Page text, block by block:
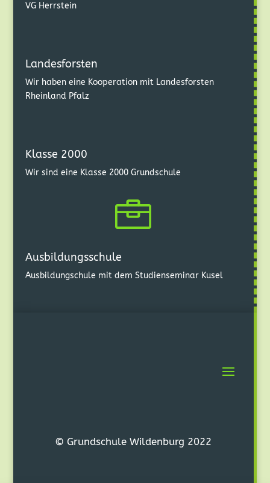
VG Herrstein
Landesforsten
Wir haben eine Kooperation mit Landesforsten
Rheinland Pfalz
Klasse 2000
Wir sind eine Klasse 2000 Grundschule

Ausbildungsschule
Ausbildungschule mit dem Studienseminar Kusel
© Grundschule Wildenburg 2022